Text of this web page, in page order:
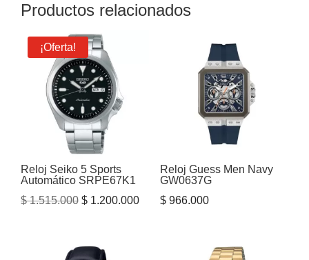
Productos relacionados
¡Oferta!
Reloj Seiko 5 Sports
Automático SRPE67K1
$1.515.000 El
era:
$ 1.200.000El
Reloj Guess Men Navy
GW0637G
$966.000